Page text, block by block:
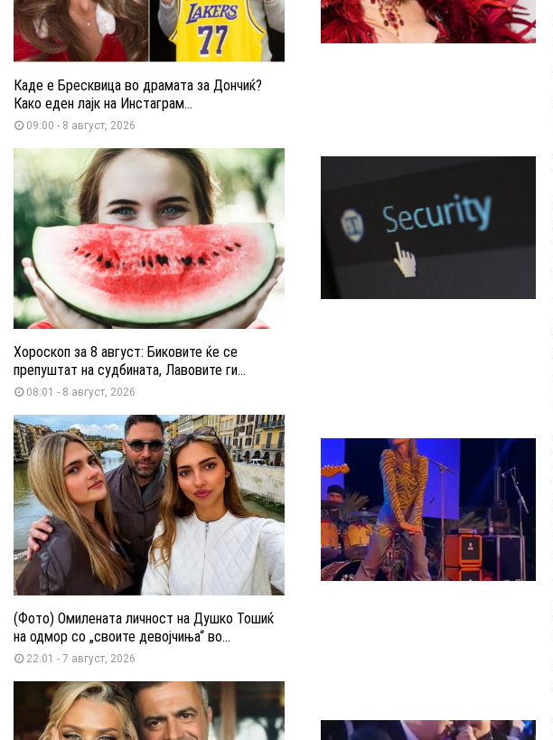
Каде е Бресквица во драмата за Дончиќ?
Како еден лајк на Инстаграм...
09:00 - 8 август, 2026
Хороскоп за 8 август: Биковите ќе се
препуштат на судбината, Лавовите ги...
08:01 - 8 август, 2026
(Фото) Омилената личност на Душко Тошиќ
на одмор со „своите девојчиња“ во...
22:01 - 7 август, 2026